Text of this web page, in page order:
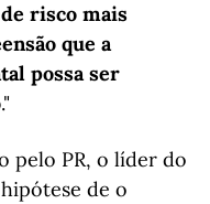
risco mais
que a
possa ser
."
pelo PR, o líder do
de o